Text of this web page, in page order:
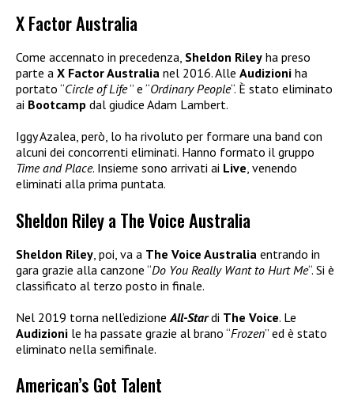
X Factor Australia
Come accennato in precedenza, Sheldon Riley ha preso
parte a X Factor Australia nel 2016. Alle Audizioni ha
portato “Circle of Life” e “Ordinary People“. È stato eliminato
ai Bootcamp dal giudice Adam Lambert.
Iggy Azalea, però, lo ha rivoluto per formare una band con
alcuni dei concorrenti eliminati. Hanno formato il gruppo
Time and Place. Insieme sono arrivati ai Live, venendo
eliminati alla prima puntata.
Sheldon Riley a The Voice Australia
Sheldon Riley , poi, va a The Voice Australia entrando in
gara grazie alla canzone “Do You Really Want to Hurt Me“. Si è
classificato al terzo posto in finale.
Nel 2019 torna nell’edizione All-Stardi The Voice. Le
Audizioni le ha passate grazie al brano “Frozen” ed è stato
eliminato nella semifinale.
American’s Got Talent